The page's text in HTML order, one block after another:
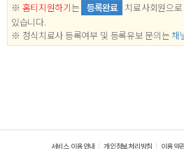
※ 홈티지원하기는 등록완료 치료사회원으
있습니다.
※ 정식치료사 등록여부 및 등록유보 문의는 채
서비스 이용안내 개인정보처리방침 이용약